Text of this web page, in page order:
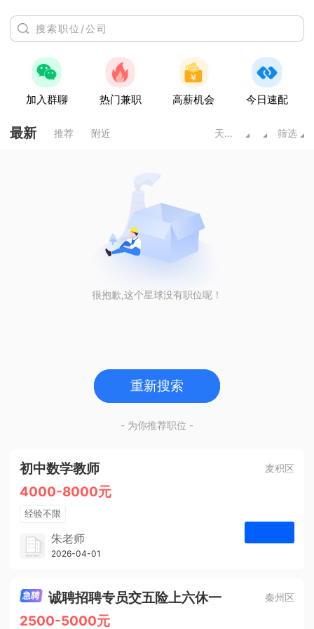
加入群聊 热门兼职 高薪机会 今日速配
最新 推荐 附近 天水甘肃 筛选
很抱歉,这个星球没有职位呢！
重新搜索
- 为你推荐职位 -
初中数学教师 麦积区
4000-8000元
经验不限
学历不限
1人
朱老师
博学启智教育
2026-04-01
诚聘招聘专员交五险上六休一 秦州区
2500-5000元